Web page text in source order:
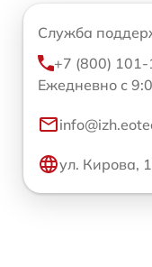
Служба
+7 (800)
Ежедневно с
ул. Кирова,